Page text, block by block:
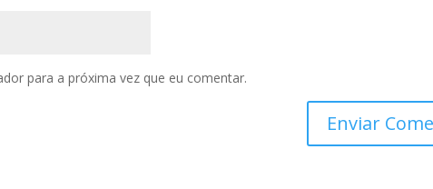
para a próxima vez que eu comentar.